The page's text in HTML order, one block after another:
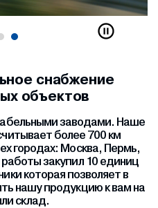
снабжение
объектов
заводами. Наше
более 700 км
городах: Москва, Пермь,
закупил 10 единиц
которая позволяет в
нашу продукцию к вам на
склад.